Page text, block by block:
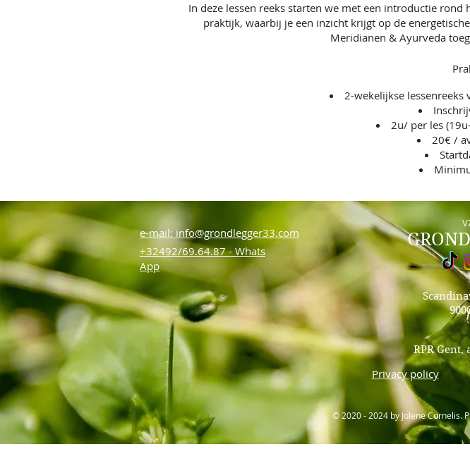
In deze lessen reeks starten we met een introductie
praktijk, waarbij je een inzicht krijgt op de
Meridianen & Ayurveda
2-wekelijkse lessenreeks
2u/ per les
20€ /
e-mail: info@grondlegger33.com
+32492/69.64.87 - Whats
App
RPR Gent,
Privacy policy
© 2020 - 2024by Jolene Cornelis.